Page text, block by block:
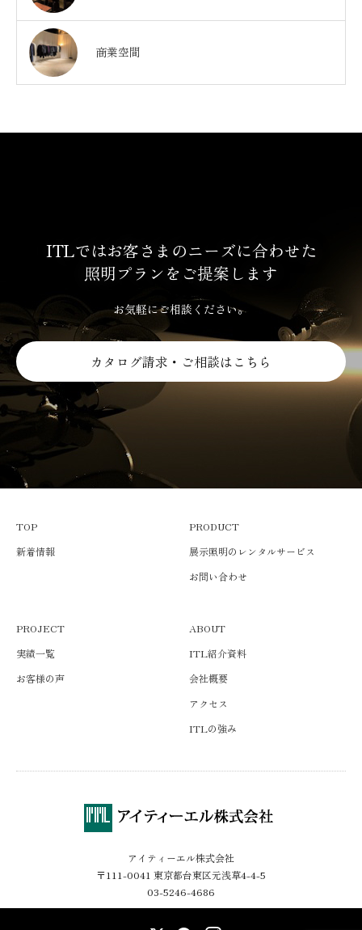
4商業空間
ITLではお客さまのニーズに合わせた
照明プランをご提案します
お気軽にご相談ください。
カタログ請求・ご相談はこちら
TOP
新着情報
PRODUCT
展示照明のレンタルサービス
お問い合わせ
PROJECT
実績一覧
お客様の声
ABOUT
ITL紹介資料
会社概要
アクセス
ITLの強み
アイティーエル株式会社
〒111-0041 東京都台東区元浅草4-4-5
03-5246-4686
Instagram